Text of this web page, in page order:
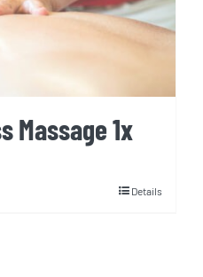
Massage 1x
Details